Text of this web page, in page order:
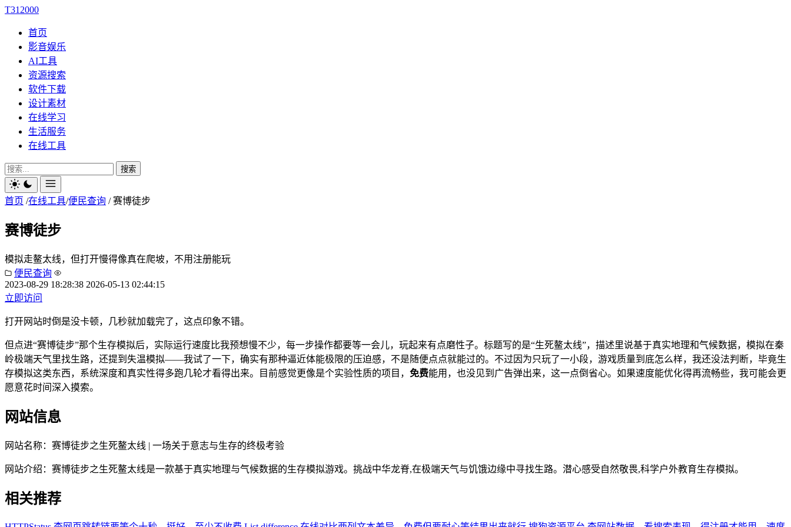
T312000
首页
影音娱乐
AI工具
资源搜索
软件下载
设计素材
在线学习
生活服务
在线工具
搜索
首页 /在线工具/便民查询 / 赛博徒步
赛博徒步
模拟走鳌太线，但打开慢得像真在爬坡，不用注册能玩
便民查询
2023-08-29 18:28:38 2026-05-13 02:44:15
立即访问
打开网站时倒是没卡顿，几秒就加载完了，这点印象不错。
但点进“赛博徒步”那个生存模拟后，实际运行速度比我预想慢不少，每一步操作都要等一会儿，玩起来有点磨性子。标题写的是“生死鳌太线”，描述里说基于真实地理和气候数据，模拟在秦
岭极端天气里找生路，还提到失温模拟——我试了一下，确实有那种逼近体能极限的压迫感，不是随便点点就能过的。不过因为只玩了一小段，游戏质量到底怎么样，我还没法判断，毕竟生
存模拟这类东西，系统深度和真实性得多跑几轮才看得出来。目前感觉更像是个实验性质的项目， 免费能用，也没见到广告弹出来，这一点倒省心。如果速度能优化得再流畅些，我可能会更
愿意花时间深入摸索。
网站信息
网站名称： 赛博徒步之生死鳌太线 | 一场关于意志与生存的终极考验
网站介绍： 赛博徒步之生死鳌太线是一款基于真实地理与气候数据的生存模拟游戏。挑战中华龙脊,在极端天气与饥饿边缘中寻找生路。潜心感受自然敬畏,科学户外教育生存模拟。
相关推荐